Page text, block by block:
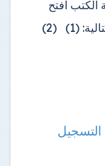
الكتب افتح
المنصة واتبع الخطوات التالية: (1) (2)
التسجيل